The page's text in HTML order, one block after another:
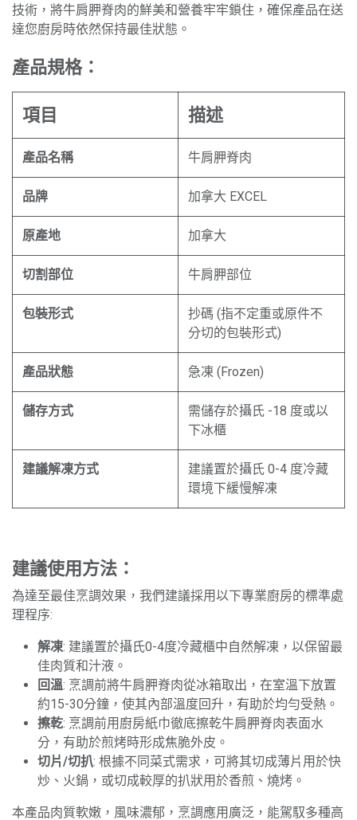
技術，將牛肩胛脊肉的鮮美和營養牢牢鎖住，確保產品在送
達您廚房時依然保持最佳狀態。
產品規格：
項目 描述
產品名稱 牛肩胛脊肉
品牌 加拿大 EXCEL
原產地 加拿大
切割部位 牛肩胛部位
包裝形式
抄碼 (指不定重或原件不
分切的包裝形式)
產品狀態 急凍 (Frozen)
儲存方式
需儲存於攝氏 -18 度或以
下冰櫃
建議解凍方式
建議置於攝氏 0-4 度冷藏
環境下緩慢解凍
建議使用方法：
為達至最佳烹調效果，我們建議採用以下專業廚房的標準處
理程序:
解凍: 建議置於攝氏0-4度冷藏櫃中自然解凍，以保留最
佳肉質和汁液。
回溫: 烹調前將牛肩胛脊肉從冰箱取出，在室溫下放置
約15-30分鐘，使其內部溫度回升，有助於均勻受熱。
擦乾: 烹調前用廚房紙巾徹底擦乾牛肩胛脊肉表面水
分，有助於煎烤時形成焦脆外皮。
切片/切扒: 根據不同菜式需求，可將其切成薄片用於快
炒、火鍋，或切成較厚的扒狀用於香煎、燒烤。
本產品肉質軟嫩，風味濃郁，烹調應用廣泛，能駕馭多種高